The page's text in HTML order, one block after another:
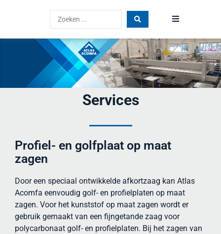
Home
Producten
FAQ
Vacatures
Services
Profiel- en golfplaat op maat
zagen
Door een speciaal ontwikkelde afkortzaag kan Atlas
Acomfa eenvoudig golf- en profielplaten op maat
zagen. Voor het kunststof op maat zagen wordt er
gebruik gemaakt van een fijngetande zaag voor
polycarbonaat golf- en profielplaten. Bij het zagen van